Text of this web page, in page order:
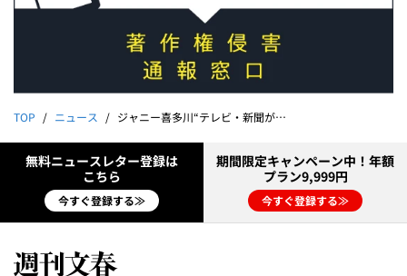
TOP ニュース ジャニー喜多川“テレビ・新聞が報じなかった”本当の姿「僕のファーストキスはジャニーさん」「CIAのスパイ説」「マスコミ支配」《徹底取材》
無料ニュースレター登録は
こちら
今すぐ登録する≫
期間限定キャンペーン中！年額
プラン9,999円
今すぐ登録する≫